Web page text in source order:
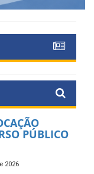
PÚBLICO
2026